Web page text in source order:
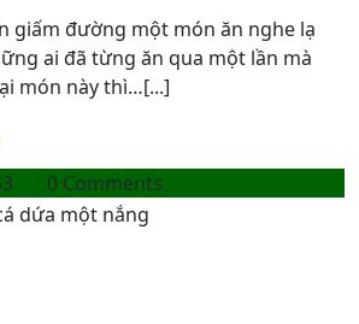
giấm đường một món ăn nghe lạ
ai đã từng ăn qua một lần mà
món này thì…[...]
0 Comments